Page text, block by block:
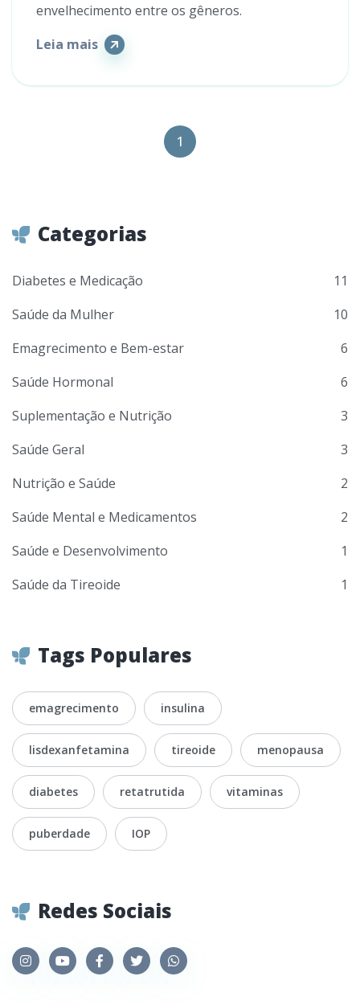
envelhecimento entre os gêneros.
Leia mais
1
Categorias
Diabetes e Medicação
11
Saúde da Mulher
10
Emagrecimento e Bem-estar
6
Saúde Hormonal
6
Suplementação e Nutrição
3
Saúde Geral
3
Nutrição e Saúde
2
Saúde Mental e Medicamentos
2
Saúde e Desenvolvimento
1
Saúde da Tireoide
1
Tags Populares
emagrecimento insulina
lisdexanfetamina tireoide menopausa
diabetes retatrutida vitaminas
puberdade IOP
Redes Sociais